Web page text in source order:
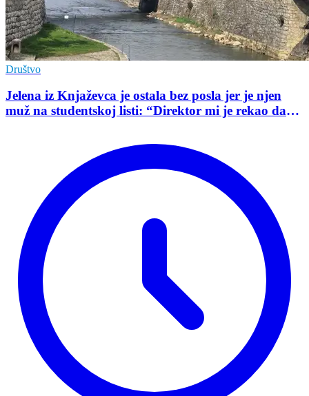
Društvo
Jelena iz Knjaževca je ostala bez posla jer je njen
muž na studentskoj listi: “Direktor mi je rekao da